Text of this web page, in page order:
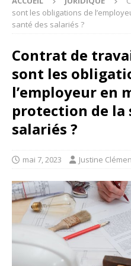
sont les obligations de
santé des salariés ?
Contrat de
sont les
l’employeur en
protection de la
salariés ?
mai 7, 2023 Justine